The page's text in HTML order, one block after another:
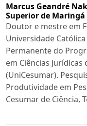
Marcus Geandré
Superior de Maringá
Doutor e mestre em
Universidade
Permanente do
em Ciências
(UniCesumar).
Produtividade em
Cesumar de Ciência,